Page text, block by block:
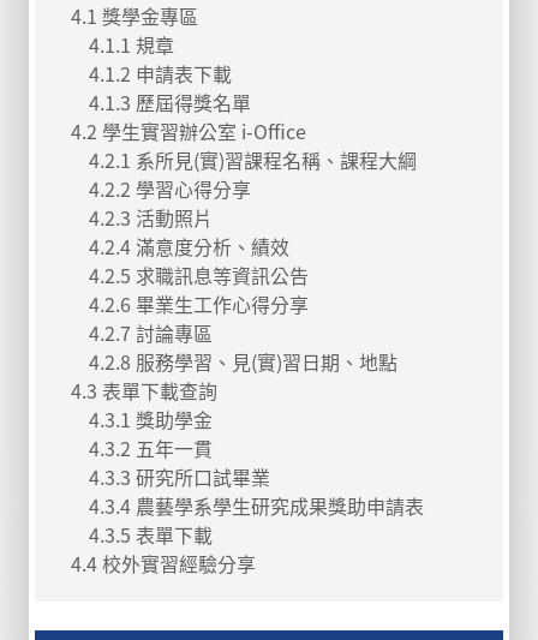
4.1 獎學金專區
4.1.1 規章
4.1.2 申請表下載
4.1.3 歷屆得獎名單
4.2 學生實習辦公室 i-Office
4.2.1 系所見(實)習課程名稱、課程大綱
4.2.2 學習心得分享
4.2.3 活動照片
4.2.4 滿意度分析、績效
4.2.5 求職訊息等資訊公告
4.2.6 畢業生工作心得分享
4.2.7 討論專區
4.2.8 服務學習、見(實)習日期、地點
4.3 表單下載查詢
4.3.1 獎助學金
4.3.2 五年一貫
4.3.3 研究所口試畢業
4.3.4 農藝學系學生研究成果獎助申請表
4.3.5 表單下載
4.4 校外實習經驗分享